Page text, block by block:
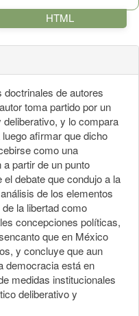
HTML
de autores
toma partido por un
y lo compara
afirmar que dicho
como una
partir de un punto
debate que condujo a la
de los elementos
la libertad como
concepciones políticas,
que en México
y concluye que aun
democracia está en
medidas institucionales
deliberativo y